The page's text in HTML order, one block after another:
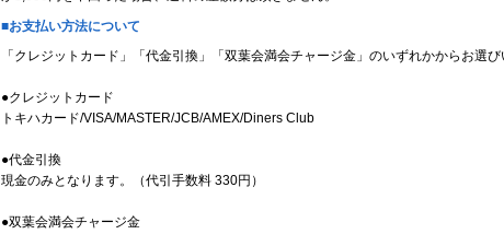
■お支払い方法について
「クレジットカード」「代金引換」「双葉会満会チャージ金」のいずれかからお選び
●クレジットカード
トキハカード/VISA/MASTER/JCB/AMEX/Diners Club
●代金引換
現金のみとなります。（代引手数料 330円）
●双葉会満会チャージ金